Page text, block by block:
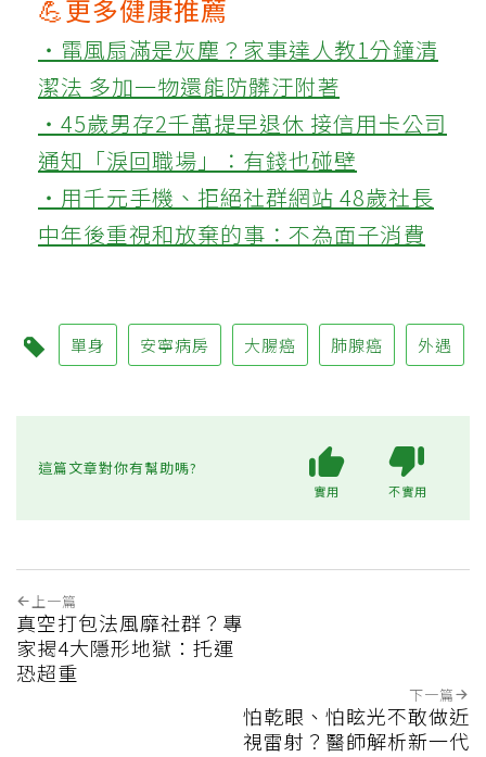
💪更多健康推薦
‧電風扇滿是灰塵？家事達人教1分鐘清
潔法 多加一物還能防髒汙附著
‧45歲男存2千萬提早退休 接信用卡公司
通知「淚回職場」：有錢也碰壁
‧用千元手機、拒絕社群網站 48歲社長
中年後重視和放棄的事：不為面子消費
單身 安寧病房 大腸癌 肺腺癌 外遇
這篇文章對你有幫助嗎?
實用 不實用
上一篇
真空打包法風靡社群？專
家揭4大隱形地獄：托運
恐超重
下一篇
怕乾眼、怕眩光不敢做近
視雷射？醫師解析新一代